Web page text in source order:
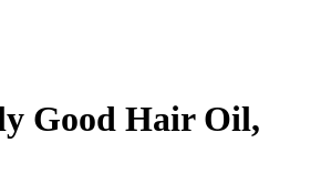
Good Hair Oil,